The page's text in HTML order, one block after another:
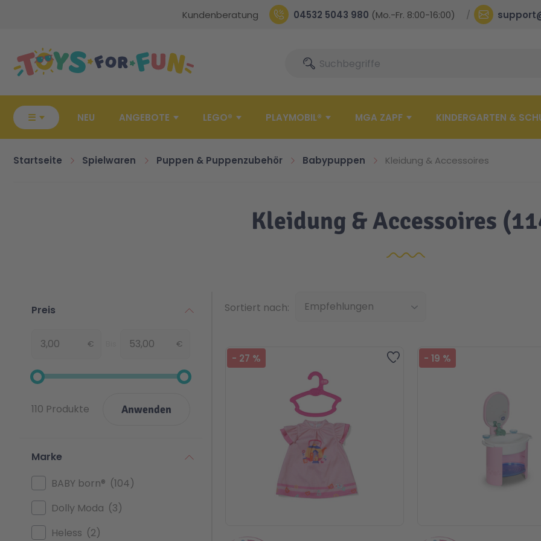
Kundenberatung 04532 5043 980 (Mo.-Fr. 8:00-16:00)
SucheSuche
☰ NEU ANGEBOTE LEGO® PLAYMOBIL® MGA ZAPF KINDERGARTEN &
Startseite Spielwaren Puppen & Puppenzubehör Babypuppen Kleidung & Accessoires
Kleidung & Accessoires
Preis
Von € €
110 Produkte Anwenden
Marke
BABY born®
104
Dolly Moda
3
Heless
2
Sortiert nach: Top
Zur Wunschliste hinzufügen
- 27 % -19 %